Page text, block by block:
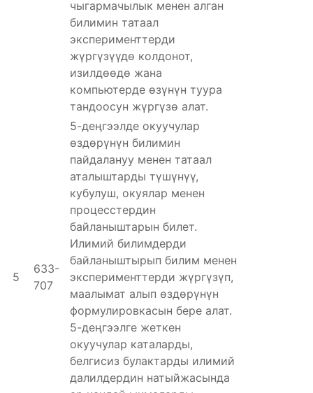
чыгармачылык менен алган
билимин татаал
эксперименттерди
жүргүзүүдө колдонот,
изилдөөдө жана
компьютерде өзүнүн туура
тандоосун жүргүзө алат.
5
633-
707
5-деңгээлде окуучулар
өздөрүнүн билимин
пайдалануу менен татаал
аталыштарды түшүнүү,
кубулуш, окуялар менен
процесстердин
байланыштарын билет.
Илимий билимдерди
байланыштырып билим менен
эксперименттерди жүргүзүп,
маалымат алып өздөрүнүн
формулировкасын бере алат.
5-деңгээлге жеткен
окуучулар каталарды,
белгисиз булактарды илимий
далилдердин натыйжасында